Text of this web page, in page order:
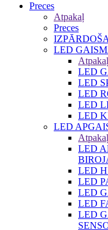
Preces
Atpakaļ
Preces
LED
Atpakaļ
LED
LED
LED
LED
LED
LED
Atpakaļ
LED
LED
LED
LED
LED
LED